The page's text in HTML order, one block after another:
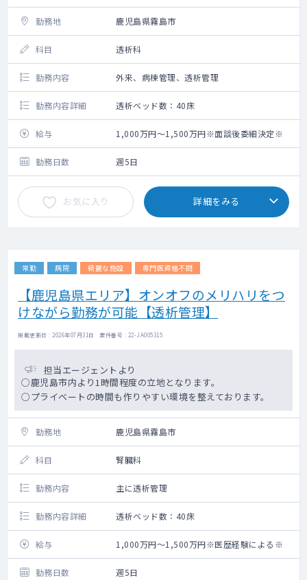
勤務地 鹿児島県霧島市
科目 透析科
勤務内容 外来、病棟管理、透析管理
勤務内容詳細 透析ベッド数：40床
給与 1,000万円～1,500万円※面談後委細決定※
勤務日数 週5日
お気に入り 詳細をみる
常勤 病院 綺麗な施設 専門医資格不問
【鹿児島県エリア】オンオフのメリハリをつ
けながら勤務が可能【透析管理】
掲載更新日 : 2026年07月31日 案件番号 : 22-JA005315
担当エージェントより
○鹿児島市内より1時間程度の立地となります。
○プライベートの時間も作りやすい環境を整えております。
勤務地 鹿児島県霧島市
科目 腎臓科
勤務内容 主に透析管理
勤務内容詳細 透析ベッド数：40床
給与 1,000万円～1,500万円※医歴経験による※
勤務日数 週5日